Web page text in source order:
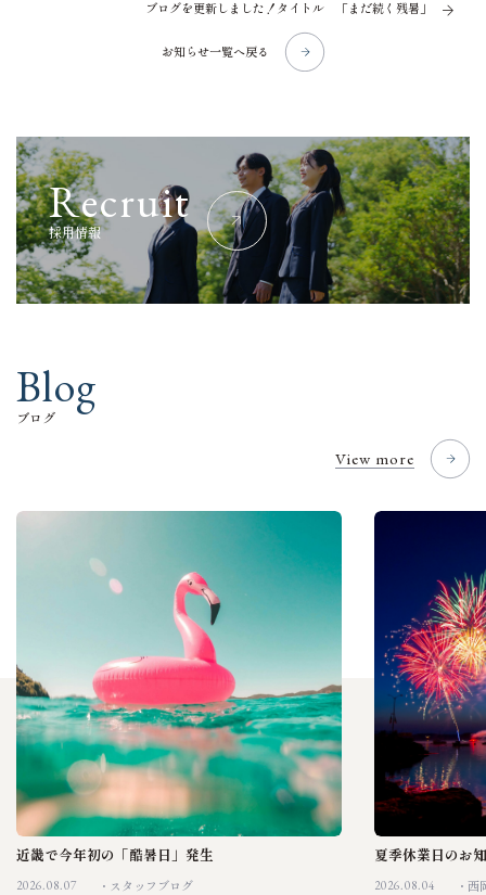
お知らせ一覧へ戻る
ブログを更新しました！タイトル 「まだ続く残暑」
採用情報
Recruit
ブロ グ
Blog
View more
近畿で今年初の「酷暑日」発生
2026.08.07 スタッフブログ
夏季休業日のお
2026.08.04 西